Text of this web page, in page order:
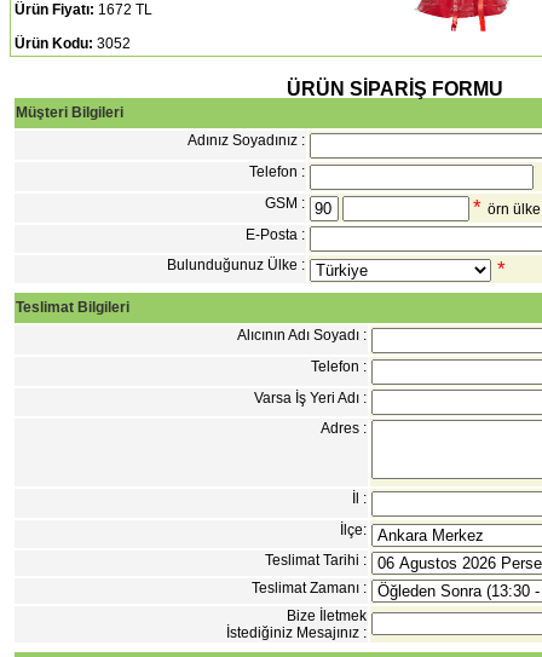
Ürün Fiyatı: 1672 TL
Ürün Kodu: 3052
ÜRÜN SİPARİŞ FORMU
Müşteri Bilgileri
Adınız Soyadınız :
Telefon :
GSM : * örn
E-Posta :
Bulunduğunuz Ülke :
*
Teslimat Bilgileri
Alıcının Adı Soyadı :
Telefon :
Varsa İş Yeri Adı :
Adres :
İl :
İlçe:
Teslimat Tarihi :
Teslimat Zamanı :
Bize İletmek
İstediğiniz Mesajınız :